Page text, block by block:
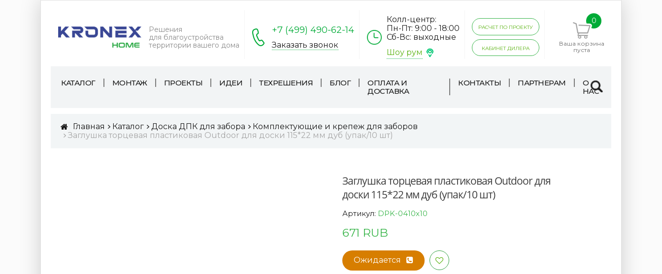
Решения
для благоустройства
территории вашего дома
+7 (499) 490-62-14
Заказать звонок
Колл-центр:
Пн-Пт: 9:00 - 18:00
Сб-Вс: выходные
Шоу рум
РАСЧЕТ ПО ПРОЕКТУ
КАБИНЕТ ДИЛЕРА
0
Ваша корзина
пуста
КАТАЛОГ МОНТАЖ ПРОЕКТЫ ИДЕИ ТЕХРЕШЕНИЯ БЛОГ
ОПЛАТА И
ДОСТАВКА
КОНТАКТЫ ПАРТНЕРАМ
О
НАС
Главная Каталог Доска ДПК для забора
Комплектующие и крепеж для заборов
Заглушка торцевая пластиковая Outdoor для доски 115*22 мм дуб (упак/10 шт)
Заглушка торцевая пластиковая Outdoor для
доски 115*22 мм дуб (упак/10 шт)
Артикул: DPK-0410x10
671 RUB
Ожидается